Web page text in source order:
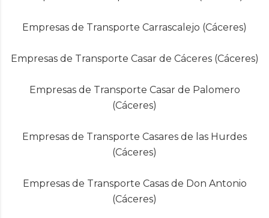
Empresas de Transporte Carrascalejo (Cáceres)
Empresas de Transporte Casar de Cáceres (Cáceres)
Empresas de Transporte Casar de Palomero
(Cáceres)
Empresas de Transporte Casares de las Hurdes
(Cáceres)
Empresas de Transporte Casas de Don Antonio
(Cáceres)